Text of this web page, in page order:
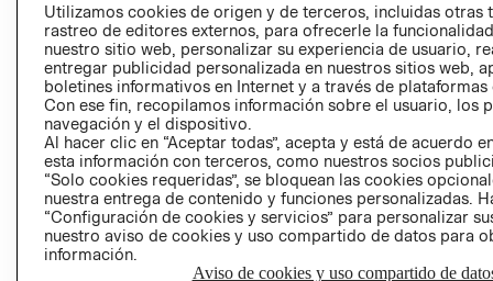
AVISO DE
PRIVACIDAD
GIFT CARD
AVISO DE
Utilizamos cookies de origen y de terceros, incluidas otras
rastreo de editores externos, para ofrecerle la
nuestro sitio web, personalizar su experiencia de usuario,
entregar publicidad personalizada en nuestros sitios web,
boletines informativos en Internet y a través de plataformas
Con ese fin, recopilamos información sobre el usuario, los
navegación y el dispositivo.
Al hacer clic en “Aceptar todas”, acepta y está de acuerdo
esta información con terceros, como nuestros socios
“Solo cookies requeridas”, se bloquean las cookies
nuestra entrega de contenido y funciones personalizadas.
“Configuración de cookies y servicios” para personalizar
nuestro aviso de cookies y uso compartido de datos para
información.
Aviso de cookies y uso compartido de